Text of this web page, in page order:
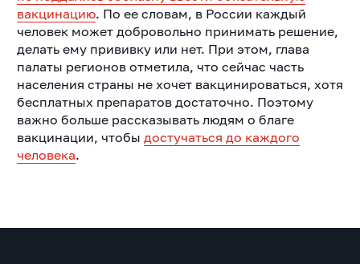
вакцинацию. По ее словам, в России каждый
человек может добровольно принимать решение,
делать ему прививку или нет. При этом, глава
палаты регионов отметила, что сейчас часть
населения страны не хочет вакцинироваться, хотя
бесплатных препаратов достаточно. Поэтому
важно больше рассказывать людям о благе
вакцинации, чтобы достучаться до каждого
человека.